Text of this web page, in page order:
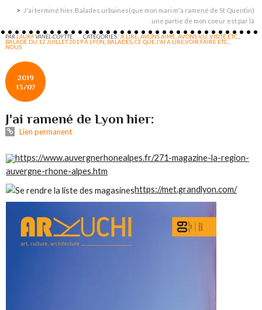
J'ai terminé hier:Balades urbaines(que mon mari m'a ramené de St Quentin)
une partie de mon coeur est par là
PARLAURAVANEL-COYTTE CATÉGORIES :A LIRE ,AVONS AIMÉ ,AVONS VU, VISITÉ ETC.
BALADE DU 12 JUILLET 2019 À LYON BALADES ,CE QUE J'AI A LIRE,VOIR,FAIRE ETC.
NOUS
2019
13/07
J'ai ramené de Lyon hier:
Lien permanent
https://www.auvergnerhonealpes.fr/271-magazine-la-region-
auvergne-rhone-alpes.htm
https://met.grandlyon.com/